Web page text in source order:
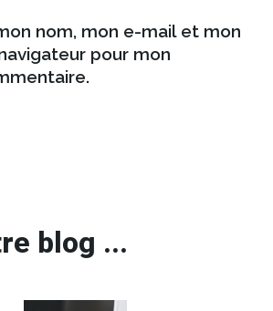
nom, mon e-mail et mon
pour mon
blog ...